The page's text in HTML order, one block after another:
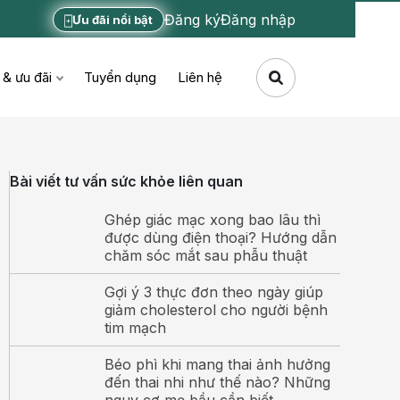
Ưu đãi nổi bật Đăng kýĐăng nhập
ưu đãi Tuyển dụng Liên hệ
Bài viết tư vấn sức khỏe liên quan
Ghép giác mạc xong bao lâu thì
được dùng điện thoại? Hướng dẫn
chăm sóc mắt sau phẫu thuật
Gợi ý 3 thực đơn theo ngày giúp
giảm cholesterol cho người bệnh
tim mạch
Béo phì khi mang thai ảnh hưởng
đến thai nhi như thế nào? Những